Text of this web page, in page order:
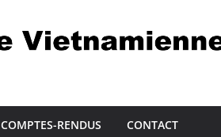
COMPTES-RENDUS CONTACT